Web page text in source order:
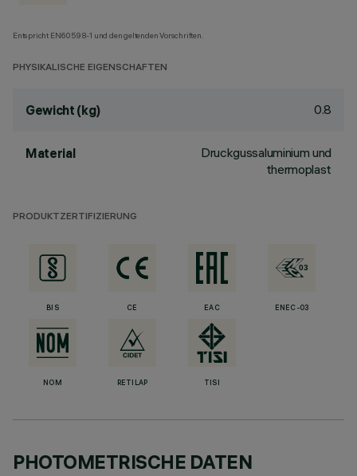
Entspricht EN60598-1 und den geltenden Vorschriften.
PHYSIKALISCHE EIGENSCHAFTEN
Gewicht (kg) 0.8
Material
Druckgussaluminium und
thermoplast
PRODUKTZERTIFIZIERUNG
BIS CE EAC ENEC-03
NOM RETILAP TISI
PHOTOMETRISCHE DATEN